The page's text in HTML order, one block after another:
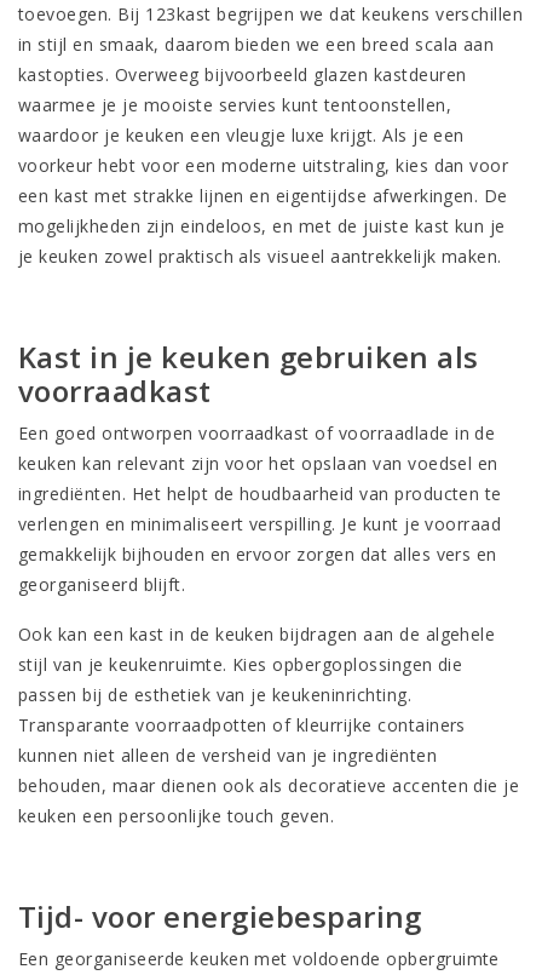
toevoegen. Bij 123kast begrijpen we dat keukens verschillen
in stijl en smaak, daarom bieden we een breed scala aan
kastopties. Overweeg bijvoorbeeld glazen kastdeuren
waarmee je je mooiste servies kunt tentoonstellen,
waardoor je keuken een vleugje luxe krijgt. Als je een
voorkeur hebt voor een moderne uitstraling, kies dan voor
een kast met strakke lijnen en eigentijdse afwerkingen. De
mogelijkheden zijn eindeloos, en met de juiste kast kun je
je keuken zowel praktisch als visueel aantrekkelijk maken.
Kast in je keuken gebruiken als
voorraadkast
Een goed ontworpen voorraadkast of voorraadlade in de
keuken kan relevant zijn voor het opslaan van voedsel en
ingrediënten. Het helpt de houdbaarheid van producten te
verlengen en minimaliseert verspilling. Je kunt je voorraad
gemakkelijk bijhouden en ervoor zorgen dat alles vers en
georganiseerd blijft.
Ook kan een kast in de keuken bijdragen aan de algehele
stijl van je keukenruimte. Kies opbergoplossingen die
passen bij de esthetiek van je keukeninrichting.
Transparante voorraadpotten of kleurrijke containers
kunnen niet alleen de versheid van je ingrediënten
behouden, maar dienen ook als decoratieve accenten die je
keuken een persoonlijke touch geven.
Tijd- voor energiebesparing
Een georganiseerde keuken met voldoende opbergruimte